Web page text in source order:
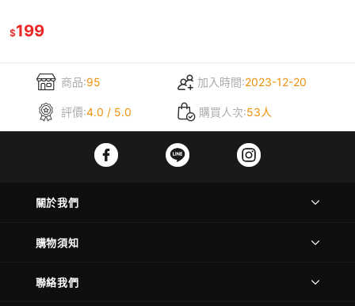
$199
商品:95 加入時間:2023-12-20
評價:4.0 / 5.0 購買人次:53人
關於我們
購物須知
聯絡我們